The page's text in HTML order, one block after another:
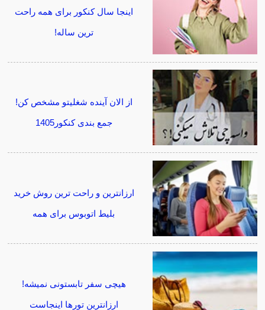
اینجا سال کنکور برای همه راحت
ترین ساله!
از الان آینده شغلیتو مشخص کن!
جمع بندی کنکور1405
ارزانترین و راحت ترین روش خرید
بلیط اتوبوس برای همه
هیچی سفر تابستونی نمیشه!
ارزانترین تورها اینجاست